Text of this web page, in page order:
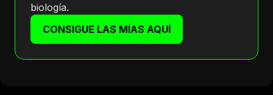
biología.
CONSIGUE LAS MÍAS AQUÍ